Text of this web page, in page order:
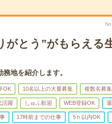
がとう”がもらえる
地を紹介します。
OK 10名以上の大量募集 複数名募集
活躍 しゅふ歓迎 WEB登録OK
17時前までの仕事 5ｈ以内OK